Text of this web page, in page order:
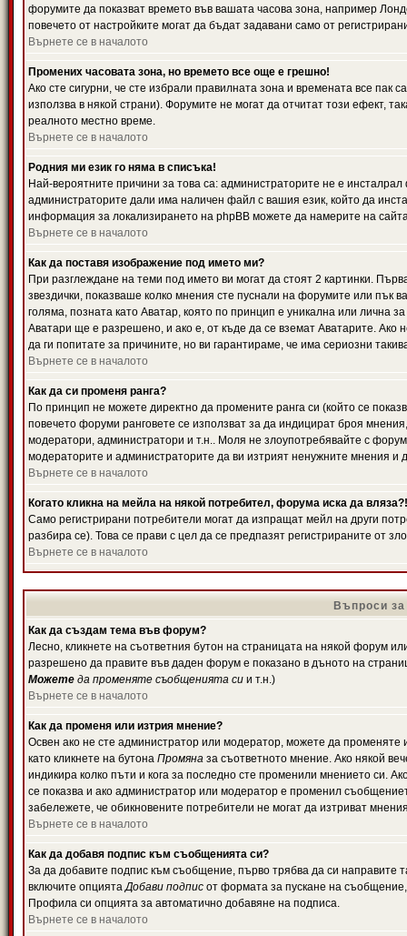
форумите да показват времето във вашата часова зона, например
повечето от настройките могат да бъдат задавани само от
Върнете се в началото
Промених часовата зона, но времето все още е грешно!
Ако сте сигурни, че сте избрали правилната зона и времената все
използва в някой страни). Форумите не могат да отчитат този ефект,
реалното местно време.
Върнете се в началото
Родния ми език го няма в списъка!
Най-вероятните причини за това са: администраторите не е
администраторите дали има наличен файл с вашия език, който да
информация за локализирането на phpBB можете да намерите на
Върнете се в началото
Как да поставя изображение под името ми?
При разглеждане на теми под името ви могат да стоят 2 картинки.
звездички, показваше колко мнения сте пуснали на форумите или пък
голяма, позната като Аватар, която по принцип е уникална или лична
Аватари ще е разрешено, и ако е, от къде да се вземат Аватарите.
да ги попитате за причините, но ви гарантираме, че има сериозни
Върнете се в началото
Как да си променя ранга?
По принцип не можете директно да промените ранга си (който се
повечето форуми ранговете се използват за да индицират броя
модератори, администратори и т.н.. Моля не злоупотребявайте с
модераторите и администраторите да ви изтрият ненужните мнения и
Върнете се в началото
Когато кликна на мейла на някой потребител, форума иска да вляза?!
Само регистрирани потребители могат да изпращат мейл на други
разбира се). Това се прави с цел да се предпазят регистрираните от
Върнете се в началото
Въпроси
Как да създам тема във форум?
Лесно, кликнете на съответния бутон на страницата на някой форум
разрешено да правите във даден форум е показано в дъното на
Можете да променяте съобщенията си и т.н.)
Върнете се в началото
Как да променя или изтрия мнение?
Освен ако не сте администратор или модератор, можете да
като кликнете на бутона Промяна за съответното мнение. Ако някой
индикира колко пъти и кога за последно сте променили мнението си.
се показва и ако администратор или модератор е променил
забележете, че обикновените потребители не могат да изтриват
Върнете се в началото
Как да добавя подпис към съобщенията си?
За да добавите подпис към съобщение, първо трябва да си
включите опциятаДобави подпис от формата за пускане на
Профила си опцията за автоматично добавяне на подписа.
Върнете се в началото